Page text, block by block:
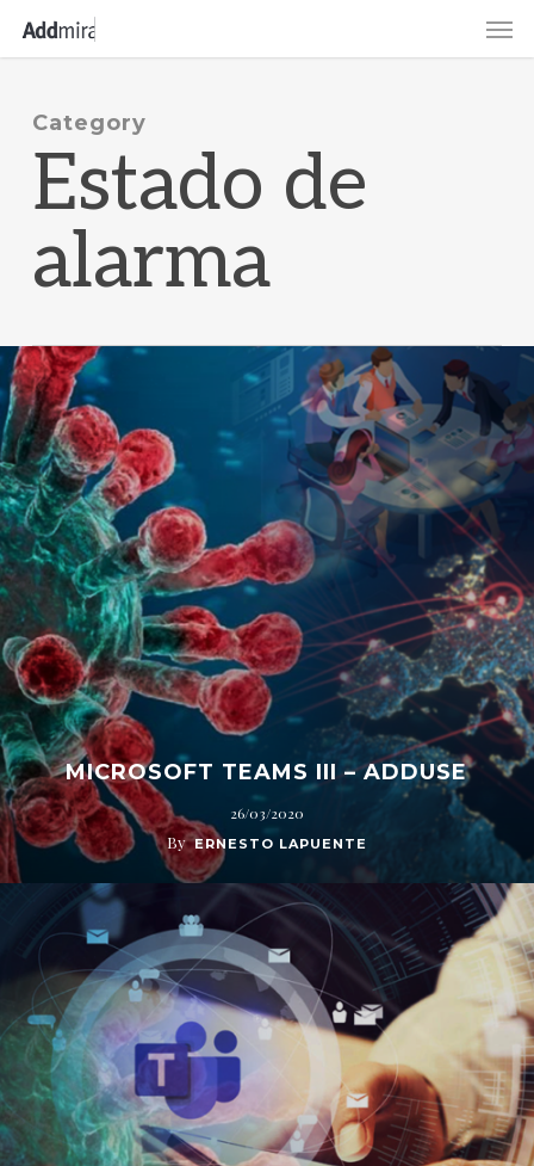
main
Category
Estado de
alarma
MICROSOFT TEAMS III – ADDUSE
26/03/2020
By ERNESTO LAPUENTE